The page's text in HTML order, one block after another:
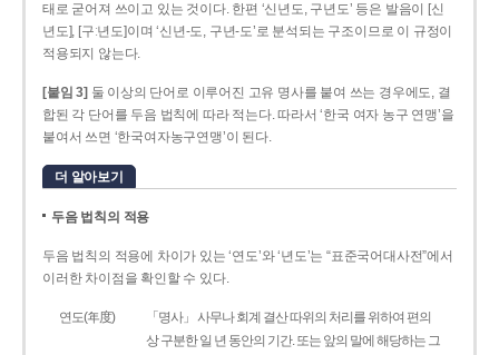
태로 굳어져 쓰이고 있는 것이다. 한편 ‘신년도, 구년도’ 등은 발음이 [신
년도], [구ː년도]이며 ‘신년­-도, 구년-­도’로 분석되는 구조이므로 이 규정이
적용되지 않는다.
[붙임 3] 둘 이상의 단어로 이루어진 고유 명사를 붙여 쓰는 경우에도, 결
합된 각 단어를 두음 법칙에 따라 적는다. 따라서 ‘한국 여자 농구 연맹’을
붙여서 쓰면 ‘한국여자농구연맹’이 된다.
더 알아보기
두음 법칙의 적용
두음 법칙의 적용에 차이가 있는 ‘연도’와 ‘년도’는 “표준국어대사전”에서
이러한 차이점을 확인할 수 있다.
연도(年度)
「명사」 사무나 회계 결산 따위의 처리를 위하여 편의
상 구분한 일 년 동안의 기간. 또는 앞의 말에 해당하는 그